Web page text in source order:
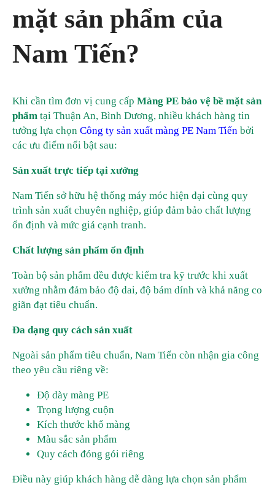
mặt sản phẩm của
Nam Tiến?
Khi cần tìm đơn vị cung cấp Màng PE bảo vệ bề mặt sản
phẩm tại Thuận An, Bình Dương, nhiều khách hàng tin
tưởng lựa chọn Công ty sản xuất màng PE Nam Tiến bởi
các ưu điểm nổi bật sau:
Sản xuất trực tiếp tại xưởng
Nam Tiến sở hữu hệ thống máy móc hiện đại cùng quy
trình sản xuất chuyên nghiệp, giúp đảm bảo chất lượng
ổn định và mức giá cạnh tranh.
Chất lượng sản phẩm ổn định
Toàn bộ sản phẩm đều được kiểm tra kỹ trước khi xuất
xưởng nhằm đảm bảo độ dai, độ bám dính và khả năng co
giãn đạt tiêu chuẩn.
Đa dạng quy cách sản xuất
Ngoài sản phẩm tiêu chuẩn, Nam Tiến còn nhận gia công
theo yêu cầu riêng về:
Độ dày màng PE
Trọng lượng cuộn
Kích thước khổ màng
Màu sắc sản phẩm
Quy cách đóng gói riêng
Điều này giúp khách hàng dễ dàng lựa chọn sản phẩm